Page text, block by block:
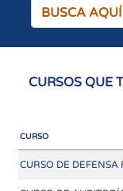
CURSOS QUE
CURSO
CURSO DE DEFENSA